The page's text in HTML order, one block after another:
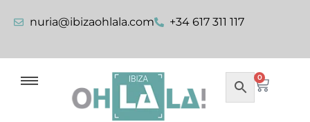
nuria@ibizaohlala.com +34 617 311 117
0